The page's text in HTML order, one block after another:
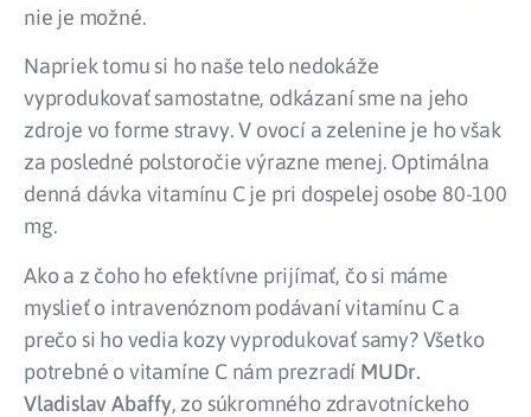
nie je možné.
Napriek tomu si ho naše telo nedokáže
vyprodukovať samostatne, odkázaní sme na jeho
zdroje vo forme stravy. V ovocí a zelenine je ho však
za posledné polstoročie výrazne menej. Optimálna
denná dávka vitamínu C je pri dospelej osobe 80-100
mg.
Ako a z čoho ho efektívne prijímať, čo si máme
myslieť o intravenóznom podávaní vitamínu C a
prečo si ho vedia kozy vyprodukovať samy? Všetko
potrebné o vitamíne C nám prezradí MUDr.
Vladislav Abaffy, zo súkromného zdravotníckeho